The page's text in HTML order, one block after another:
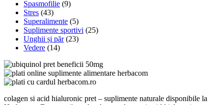
Spasmofilie (9)
Stres (43)
Superalimente (5)
Suplimente sportivi (25)
Unghii și păr (23)
Vedere (14)
colagen si acid hialuronic pret – suplimente naturale disponibile la